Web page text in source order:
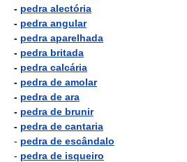
- pedra alectória
- pedra angular
- pedra aparelhada
- pedra britada
- pedra calcária
- pedra de amolar
- pedra de ara
- pedra de brunir
- pedra de cantaria
- pedra de escândalo
- pedra de isqueiro